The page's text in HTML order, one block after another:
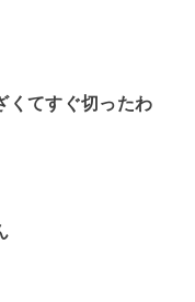
くてすぐ切ったわ